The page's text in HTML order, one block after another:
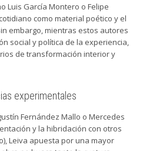
Luis García Montero o Felipe
como material poético y el
embargo, mientras estos autores
social y política de la experiencia,
de transformación interior y
experimentales
Fernández Mallo o Mercedes
y la hibridación con otros
Leiva apuesta por una mayor